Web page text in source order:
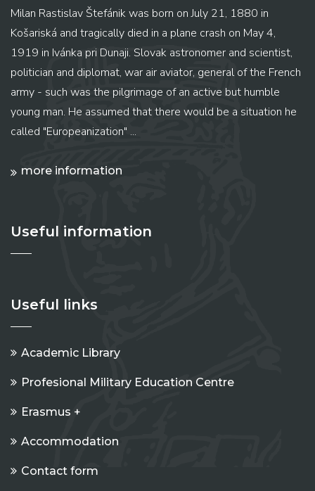
Milan Rastislav Štefánik was born on July 21, 1880 in
Košariská and tragically died in a plane crash on May 4,
1919 in Ivánka pri Dunaji. Slovak astronomer and scientist,
politician and diplomat, war air aviator, general of the French
army - such was the pilgrimage of an active but humble
young man. He assumed that there would be a situation he
called "Europeanization" ...
more information
Useful information
Useful links
Academic Library
Profesional Military Education Centre
Erasmus +
Accommodation
Contact form